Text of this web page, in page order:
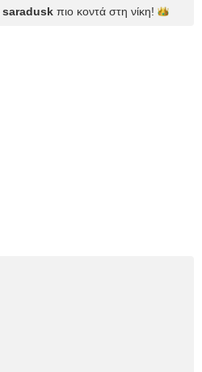
saradusk πιο κοντά στη νίκη!